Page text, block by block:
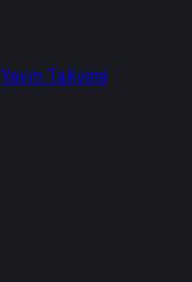
Yayın Takvimi